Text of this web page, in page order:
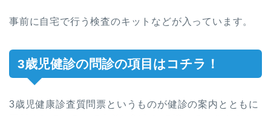
事前に自宅で行う検査のキットなどが入っています。
3歳児健診の問診の項目はコチラ！
3歳児健康診査質問票というものが健診の案内とともに